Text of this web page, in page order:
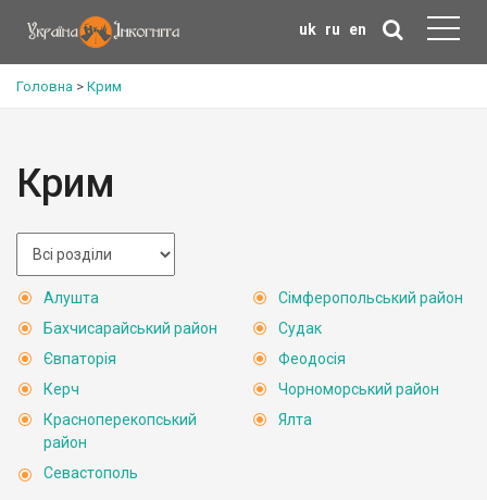
uk ru en
Головна > Крим
Крим
Алушта
Бахчисарайський район
Євпаторія
Керч
Красноперекопський
район
Севастополь
Сімферопольський район
Судак
Феодосія
Чорноморський район
Ялта